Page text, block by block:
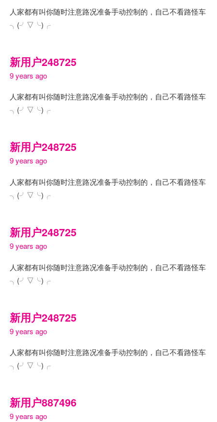
人家都有叫你随时注意路况准备手动控制的，自己不看路怪车
╮(╯▽╰)╭
新用户248725
9 years ago
人家都有叫你随时注意路况准备手动控制的，自己不看路怪车
╮(╯▽╰)╭
新用户248725
9 years ago
人家都有叫你随时注意路况准备手动控制的，自己不看路怪车
╮(╯▽╰)╭
新用户248725
9 years ago
人家都有叫你随时注意路况准备手动控制的，自己不看路怪车
╮(╯▽╰)╭
新用户248725
9 years ago
人家都有叫你随时注意路况准备手动控制的，自己不看路怪车
╮(╯▽╰)╭
新用户887496
9 years ago